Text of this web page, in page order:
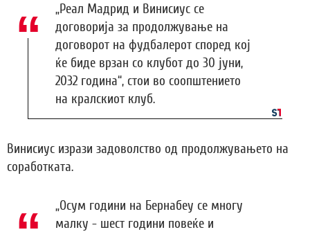
„Реал Мадрид и Винисиус се
договорија за продолжување на
договорот на фудбалерот според кој
ќе биде врзан со клубот до 30 јуни,
2032 година“, стои во соопштението
на кралскиот клуб.
Винисиус изрази задоволство од продолжувањето на
соработката.
„Осум години на Бернабеу се многу
малку - шест години повеќе и